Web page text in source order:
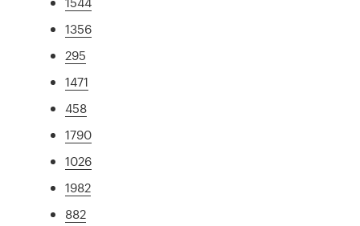
1356
295
1471
458
1790
1026
1982
882